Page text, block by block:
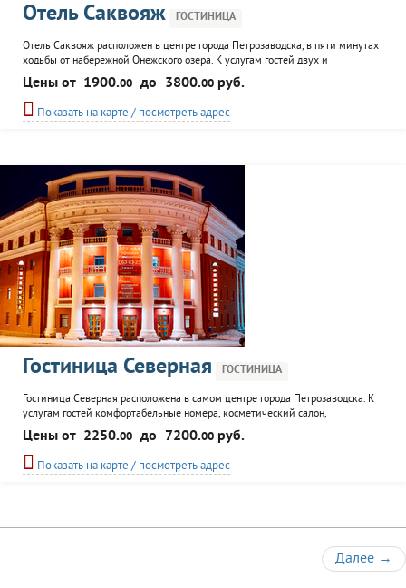
Отель Саквояж ГОСТИНИЦА
Отель Саквояж расположен в центре города Петрозаводска, в пяти минутах
ходьбы от набережной Онежского озера. К услугам гостей двух и
одноместные номера, кафе, комната для переговоров, бизнес-центр. На всей
территории отеля работает беспроводной интернет wi-fi. Постоянным
клиентам предоставляются скидки.
Цены от 1900.00 до 3800.00 руб.
Показать на карте / посмотреть адрес
Гостиница Северная ГОСТИНИЦА
Гостиница Северная расположена в самом центре города Петрозаводска. К
услугам гостей комфортабельные номера, косметический салон,
тренажерный зал, ресторан, кафе, автостоянка, камеры хранения.
Предоставляются информационные и транспортные услуги.
Цены от 2250.00 до 7200.00 руб.
Показать на карте / посмотреть адрес
Далее →